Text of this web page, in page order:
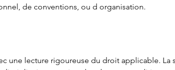
de conventions, ou d organisation.
une lecture rigoureuse du droit applicable. La